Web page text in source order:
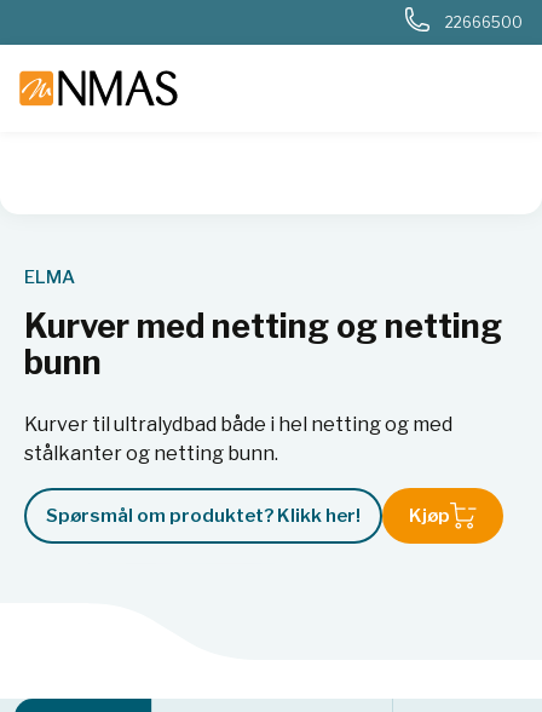
22666500
ELMA
Kurver med netting og netting
bunn
Kurver til ultralydbad både i hel netting og med
stålkanter og netting bunn.
Spørsmål om produktet? Klikk her! Kjøp